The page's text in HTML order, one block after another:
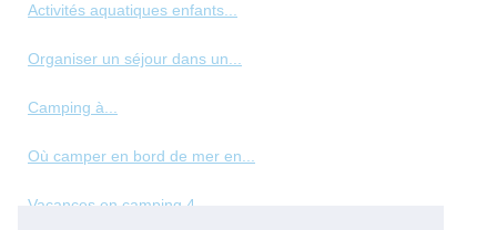
Activités aquatiques enfants...
Organiser un séjour dans un...
Camping à...
Où camper en bord de mer en...
Vacances en camping 4...